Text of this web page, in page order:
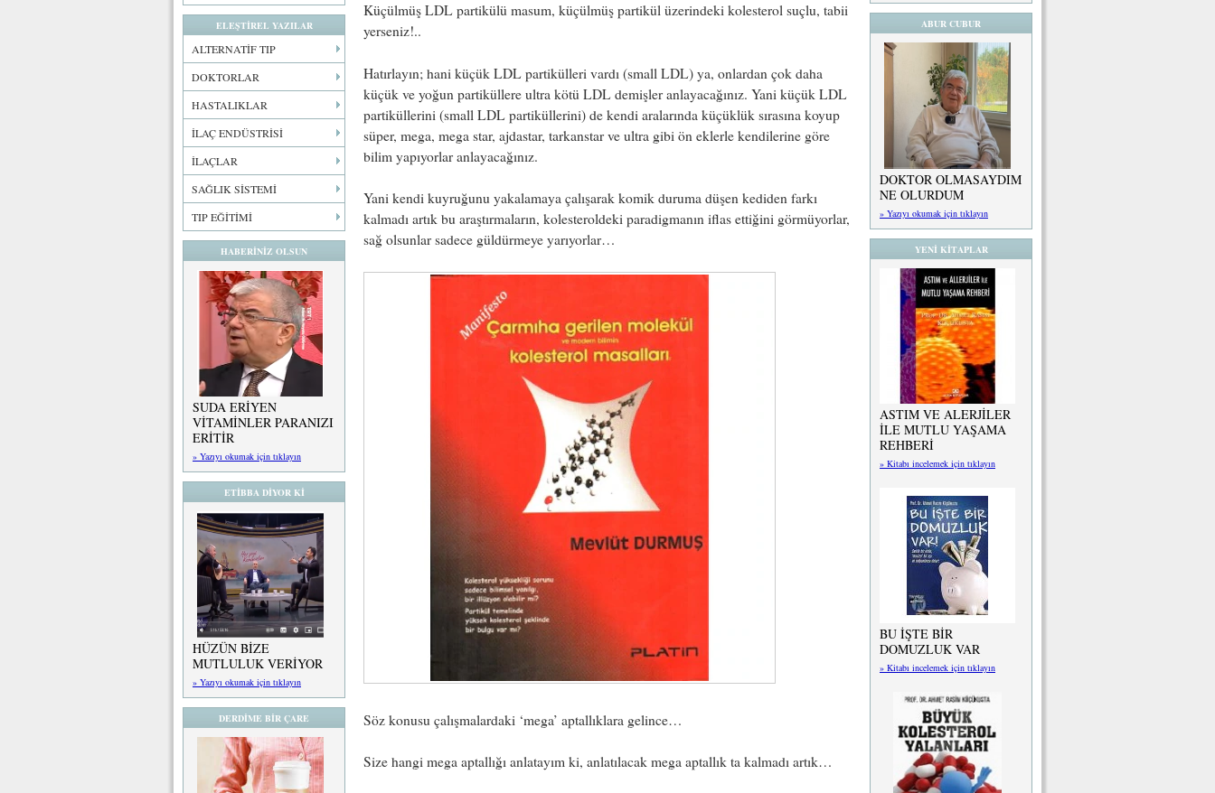
ELEŞTİREL YAZILAR
ALTERNATİF TIP
DOKTORLAR
HASTALIKLAR
İLAÇ ENDÜSTRİSİ
İLAÇLAR
SAĞLIK SİSTEMİ
TIP EĞİTİMİ
HABERİNİZ OLSUN
SUDA ERİYEN
VİTAMİNLER PARANIZI
ERİTİR
» Yazıyı okumak için tıklayın
ETİBBA DİYOR Kİ
HÜZÜN BİZE
MUTLULUK VERİYOR
» Yazıyı okumak için tıklayın
DERDİME BİR ÇARE
Küçülmüş LDL partikülü masum, küçülmüş partikül üzerindeki kolesterol suçlu, tabii
yerseniz!..
Hatırlayın; hani küçük LDL partikülleri vardı (small LDL) ya, onlardan çok daha
küçük ve yoğun partiküllere ultra kötü LDL demişler anlayacağınız. Yani küçük LDL
partiküllerini (small LDL partiküllerini) de kendi aralarında küçüklük sırasına koyup
süper, mega, mega star, ajdastar, tarkanstar ve ultra gibi ön eklerle kendilerine göre
bilim yapıyorlar anlayacağınız.
Yani kendi kuyruğunu yakalamaya çalışarak komik duruma düşen kediden farkı
kalmadı artık bu araştırmaların, kolesteroldeki paradigmanın iflas ettiğini görmüyorlar,
sağ olsunlar sadece güldürmeye yarıyorlar…
Söz konusu çalışmalardaki ‘mega’ aptallıklara gelince…
Size hangi mega aptallığı anlatayım ki, anlatılacak mega aptallık ta kalmadı artık…
ABUR CUBUR
DOKTOR OLMASAYDIM
NE OLURDUM
» Yazıyı okumak için tıklayın
YENİ KİTAPLAR
ASTIM VE ALERJİLER
İLE MUTLU YAŞAMA
REHBERİ
» Kitabı incelemek için tıklayın
BU İŞTE BİR
DOMUZLUK VAR
» Kitabı incelemek için tıklayın